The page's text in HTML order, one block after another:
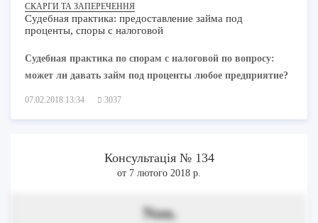
СКАРГИ ТА ЗАПЕРЕЧЕННЯ
Судебная практика: предоставление займа под
проценты, споры с налоговой
Судебная практика по спорам с налоговой по вопросу:
может ли давать займ под проценты любое предприятие?
07.02.2018 13:34 3037
Консультація № 134
от 7 лютого 2018 р.
Non.